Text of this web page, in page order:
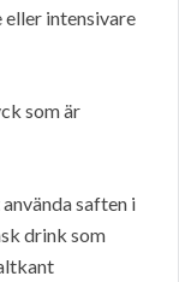
eller intensivare
som är
saften i
drink som